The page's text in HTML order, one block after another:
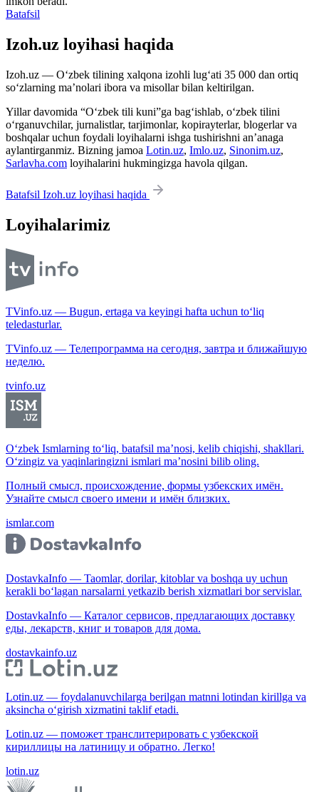
Batafsil
Izoh.uz loyihasi haqida
Izoh.uz — O‘zbek tilining xalqona izohli lug‘ati 35 000 dan ortiq
so‘zlarning ma’nolari ibora va misollar bilan keltirilgan.
Yillar davomida “O‘zbek tili kuni”ga bag‘ishlab, o‘zbek tilini
o‘rganuvchilar, jurnalistlar, tarjimonlar, kopirayterlar, blogerlar va
boshqalar uchun foydali loyihalarni ishga tushirishni an’anaga
aylantirganmiz. Bizning jamoa Lotin.uz, Imlo.uz, Sinonim.uz,
Sarlavha.com loyihalarini hukmingizga havola qilgan.
Batafsil Izoh.uz loyihasi haqida
Loyihalarimiz
TVinfo.uz — Bugun, ertaga va keyingi hafta uchun to‘liq
teledasturlar.
TVinfo.uz — Телепрограмма на сегодня, завтра и ближайшую
неделю.
tvinfo.uz
O‘zbek Ismlarning to‘liq, batafsil ma’nosi, kelib chiqishi, shakllari.
O‘zingiz va yaqinlaringizni ismlari ma’nosini bilib oling.
Полный смысл, происхождение, формы узбекских имён.
Узнайте смысл своего имени и имён близких.
ismlar.com
DostavkaInfo — Taomlar, dorilar, kitoblar va boshqa uy uchun
kerakli bo‘lagan narsalarni yetkazib berish xizmatlari bor servislar.
DostavkaInfo — Каталог сервисов, предлагающих доставку
еды, лекарств, книг и товаров для дома.
dostavkainfo.uz
Lotin.uz — foydalanuvchilarga berilgan matnni lotindan kirillga va
aksincha o‘girish xizmatini taklif etadi.
Lotin.uz — поможет транслитерировать с узбекской
кириллицы на латиницу и обратно. Легко!
lotin.uz